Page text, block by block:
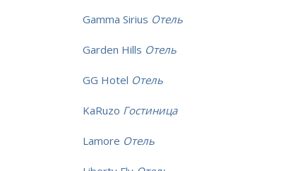
Gamma Sirius Отель
Garden Hills Отель
GG Hotel Отель
KaRuzo Гостиница
Lamore Отель